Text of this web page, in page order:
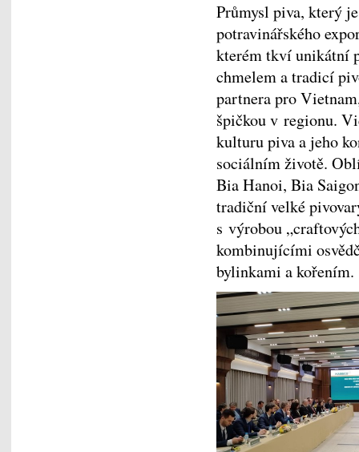
Průmysl piva, který
potravinářského
kterém tkví unikátní
chmelem a tradicí
partnera pro
špičkou v regionu.
kulturu piva a jeho
sociálním životě.
Bia Hanoi, Bia
tradiční velké
s výrobou
kombinujícími
bylinkami a kořením.